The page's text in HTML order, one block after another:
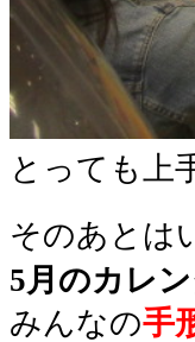
とっても上
そのあとは
5月のカレ
みんなの手